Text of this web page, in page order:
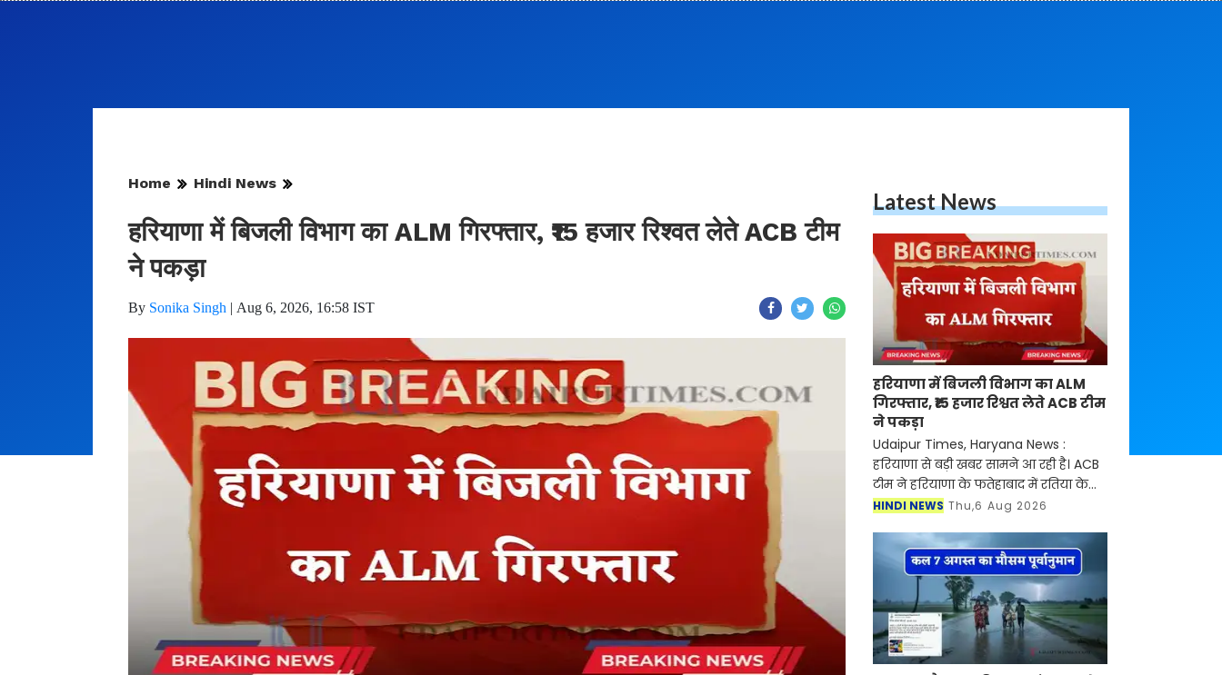
Home Hindi News
हरियाणा में बिजली विभाग का ALM गिरफ्तार, ₹15 हजार रिश्वत लेते ACB टीम
ने पकड़ा
By Sonika Singh | Aug 6, 2026, 16:58 IST
Latest News
हरियाणा में बिजली विभाग का ALM
गिरफ्तार, ₹15 हजार रिश्वत लेते ACB टीम
ने पकड़ा
Udaipur Times, Haryana News :
हरियाणा से बड़ी खबर सामने आ रही है। ACB
टीम ने हरियाणा के फतेहाबाद में रतिया के
गांव रत्ताखेड़ा में तैनात बिजली निगम के
हजार रुपए की रिश्व
HINDI NEWS Thu,6 Aug 2026